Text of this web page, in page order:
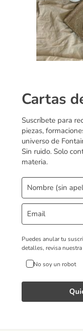
Cartas
Suscríbete para
piezas,
universo de
Sin ruido. Solo
materia.
Puedes anular tu
detalles, revisa nuestra
No soy un robot